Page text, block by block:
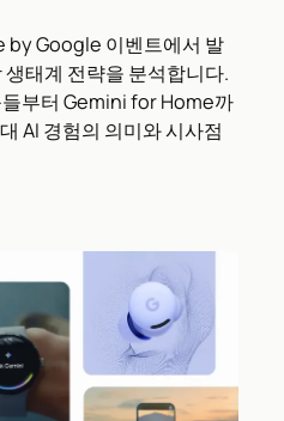
by Google 이벤트에서 발
태계 전략을 분석합니다.
부터 Gemini for Home까
AI 경험의 의미와 시사점